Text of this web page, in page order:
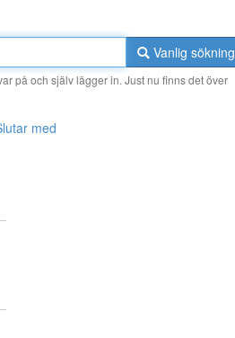
Vanlig sökning
på och själv lägger in. Just nu finns det över
med